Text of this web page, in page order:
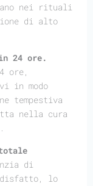
nei rituali
di alto
24 ore.
ore,
in modo
tempestiva
nella cura
di
lo